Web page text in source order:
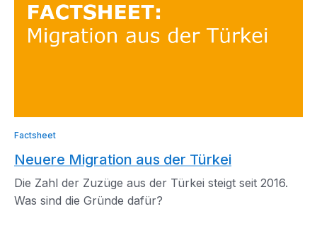
Factsheet
Neuere Migration aus der Türkei
Die Zahl der Zuzüge aus der Türkei steigt seit 2016.
Was sind die Gründe dafür?